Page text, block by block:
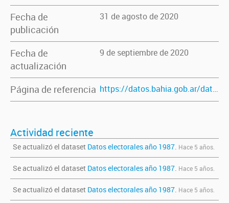
Fecha de
publicación
31 de agosto de 2020
Fecha de
actualización
9 de septiembre de 2020
Página de referencia https://datos.bahia.gob.ar/dataset/datos-electorales-ano-1987
Actividad reciente
Se actualizó el dataset Datos electorales año 1987. Hace 5 años.
Se actualizó el dataset Datos electorales año 1987. Hace 5 años.
Se actualizó el dataset Datos electorales año 1987. Hace 5 años.